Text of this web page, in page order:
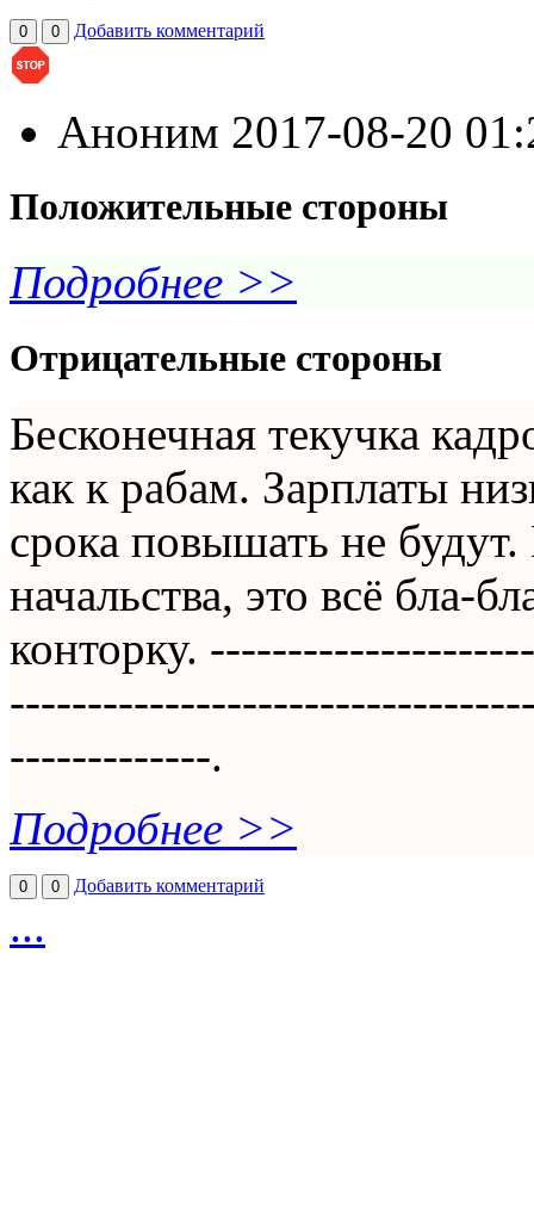
0 0 Добавить комментарий
Аноним 2017-08-20
Положительные стороны
Подробнее >>
Отрицательные стороны
Бесконечная текучка
как к рабам. Зарплаты
срока повышать не
начальства, это всё бла-
конторку.
-------------.
Подробнее >>
0 0 Добавить комментарий
...